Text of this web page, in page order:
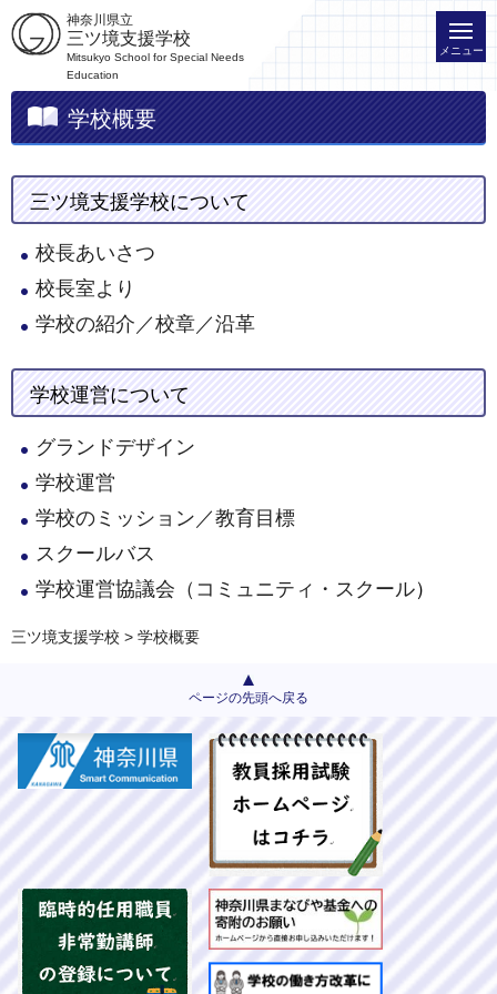
神奈川県立
三ツ境支援学校
Mitsukyo School for Special Needs
Education
メニュー
学校概要
三ツ境支援学校について
校長あいさつ
校長室より
学校の紹介／校章／沿革
学校運営について
グランドデザイン
学校運営
学校のミッション／教育目標
スクールバス
学校運営協議会（コミュニティ・スクール）
三ツ境支援学校 > 学校概要
ページの先頭へ戻る